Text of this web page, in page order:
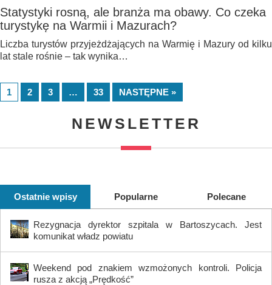
Statystyki rosną, ale branża ma obawy. Co czeka
turystykę na Warmii i Mazurach?
Liczba turystów przyjeżdżających na Warmię i Mazury od kilku
lat stale rośnie – tak wynika…
1 2 3 … 33 NASTĘPNE »
NEWSLETTER
Ostatnie wpisy Popularne Polecane
Rezygnacja dyrektor szpitala w Bartoszycach. Jest
komunikat władz powiatu
Weekend pod znakiem wzmożonych kontroli. Policja
rusza z akcją „Prędkość”